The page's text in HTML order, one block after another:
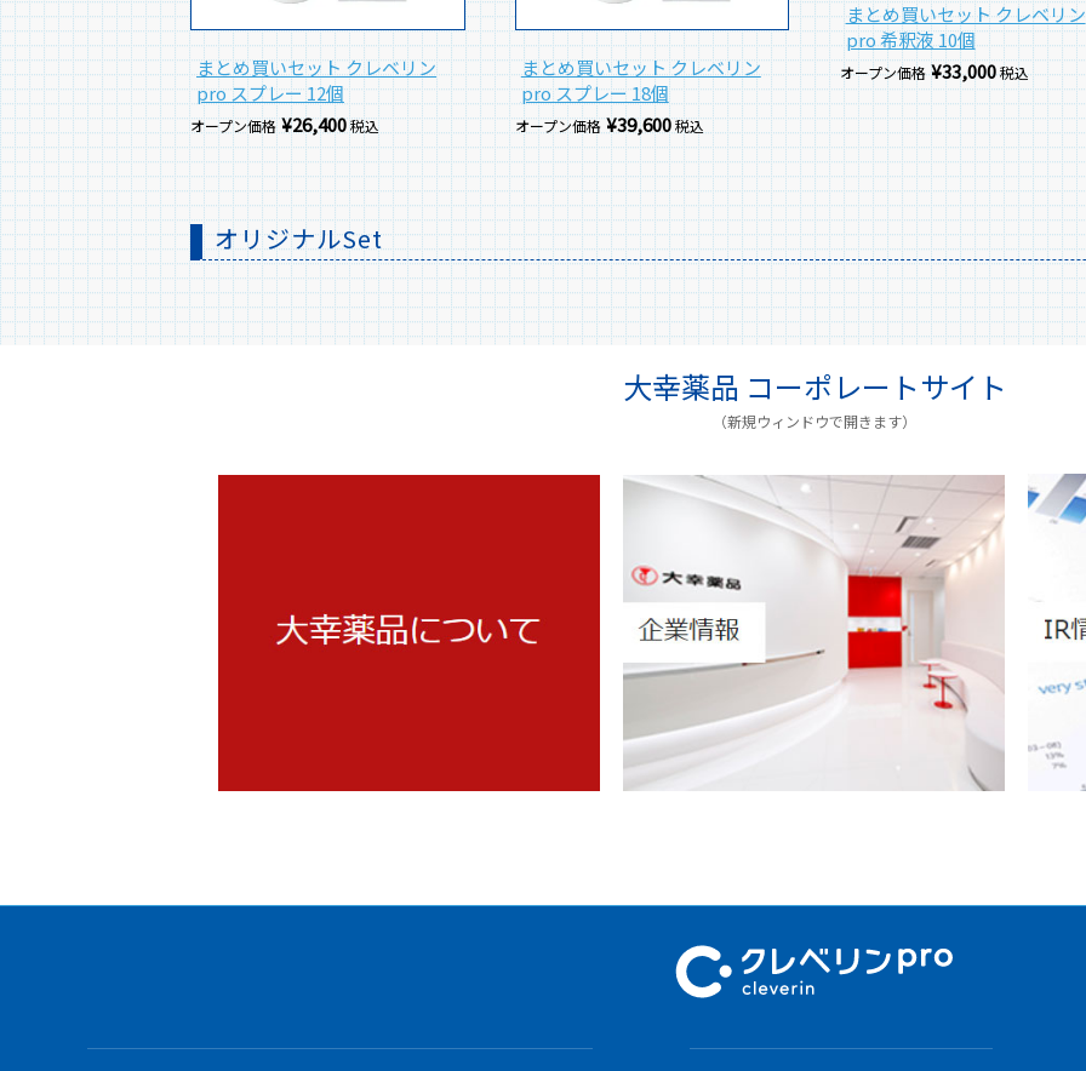
まとめ買いセット クレベリン
pro スプレー 12個
オープン価格 ¥26,400税込
まとめ買いセット クレベリン
pro スプレー 18個
オープン価格 ¥39,600税込
まとめ買いセット クレベリン
pro 希釈液 10個
オープン価格 ¥33,000税込
オリジナルSet
大幸薬品 コーポレートサイト
（新規ウィンドウで開きます）